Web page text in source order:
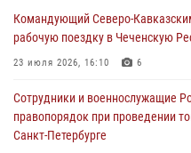
дорогой к Победе в СВО» (видео)
08 августа 2026, 07:00
настольному теннису ко Дню
08 августа 2026, 07:00
Командующий Северо-
рабочую поездку в Чеченскую
23 июля 2026, 16:10 6
Сотрудники и военнослужащие
правопорядок при проведении
Санкт-Петербурге